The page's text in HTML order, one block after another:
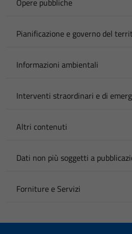
Opere pubbliche
Pianificazione e governo del
Informazioni ambientali
Interventi straordinari e di
Altri contenuti
Dati non più soggetti a
Forniture e Servizi